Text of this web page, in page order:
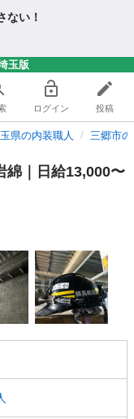
ない！
玉版
ログイン 投稿
県の内装職人 三郷市
綿｜日給13,000〜